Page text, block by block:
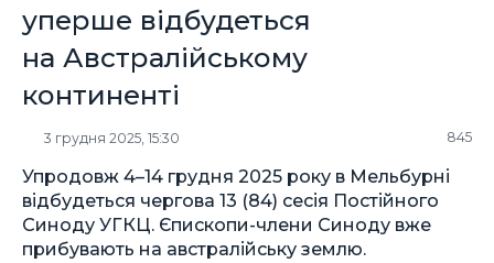
уперше відбудеться
на Австралійському
континенті
3 грудня 2025, 15:30 845
Упродовж 4–14 грудня 2025 року в Мельбурні
відбудеться чергова 13 (84) сесія Постійного
Синоду УГКЦ. Єпископи-члени Синоду вже
прибувають на австралійську землю.